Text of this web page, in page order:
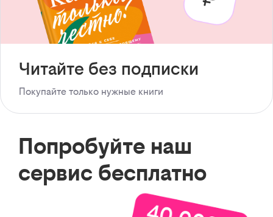
Читайте без подписки
Покупайте только нужные книги
Попробуйте наш
сервис бесплатно